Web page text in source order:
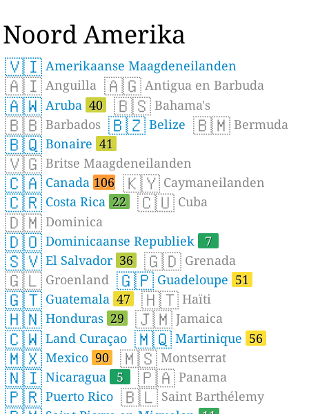
Noord Amerika
🇻🇮 Amerikaanse Maagdeneilanden
🇦🇮 Anguilla 🇦🇬 Antigua en Barbuda
🇦🇼 Aruba 40 🇧🇸 Bahama's
🇧🇧 Barbados 🇧🇿 Belize 🇧🇲 Bermuda
🇧🇶 Bonaire 41
🇻🇬 Britse Maagdeneilanden
🇨🇦 Canada 106 🇰🇾 Caymaneilanden
🇨🇷 Costa Rica 22 🇨🇺 Cuba
🇩🇲 Dominica
🇩🇴 Dominicaanse Republiek 7
🇸🇻 El Salvador 36 🇬🇩 Grenada
🇬🇱 Groenland 🇬🇵 Guadeloupe 51
🇬🇹 Guatemala 47 🇭🇹 Haïti
🇭🇳 Honduras 29 🇯🇲 Jamaica
🇨🇼 Land Curaçao 🇲🇶 Martinique 56
🇲🇽 Mexico 90 🇲🇸 Montserrat
🇳🇮 Nicaragua 5 🇵🇦 Panama
🇵🇷 Puerto Rico 🇧🇱 Saint Barthélemy